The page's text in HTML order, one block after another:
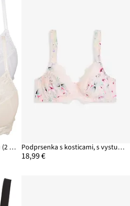
Podprsenka s jemnou čipkou (2 ks v balení) Podprsenka s kosticami, s vystuženými ramienkami
18,99 €